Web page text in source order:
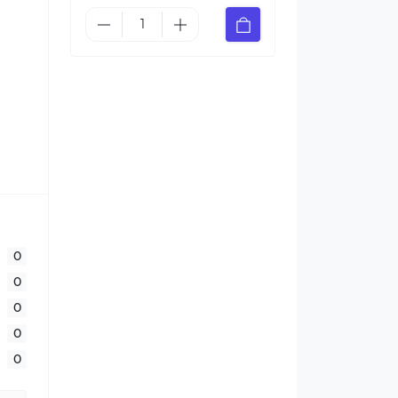
0
0
0
0
0